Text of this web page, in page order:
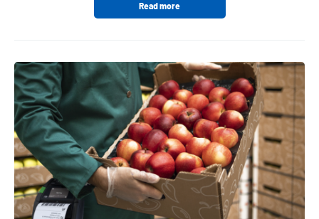
Read more